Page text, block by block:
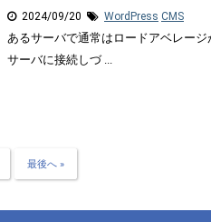
2024/09/20 WordPress CMS
あるサーバで通常はロードアベレー
サーバに接続しづ ...
最後へ »